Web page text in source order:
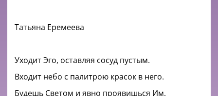
Татьяна Еремеева
Уходит Эго, оставляя сосуд пустым.
Входит небо с палитрою красок в него.
Будешь Светом и явно проявишься Им,